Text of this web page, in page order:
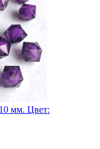
мм. Цвет: